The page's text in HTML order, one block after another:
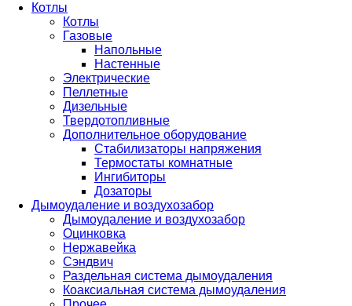
Котлы
Котлы
Газовые
Напольные
Настенные
Электрические
Пеллетные
Дизельные
Твердотопливные
Дополнительное оборудование
Стабилизаторы напряжения
Термостаты комнатные
Ингибиторы
Дозаторы
Дымоудаление и воздухозабор
Дымоудаление и воздухозабор
Оцинковка
Нержавейка
Сэндвич
Раздельная система дымоудаления
Коаксиальная система дымоудаления